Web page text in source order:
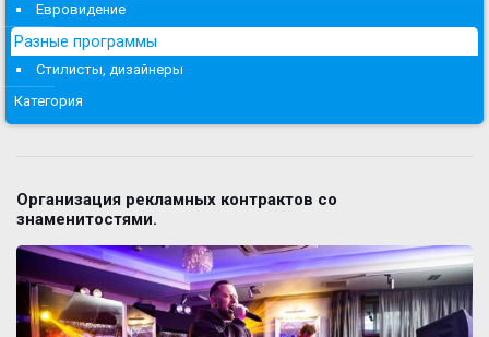
Евровидение
Разные программы
Стилисты, дизайнеры
Категория
Организация рекламных контрактов со
знаменитостями.